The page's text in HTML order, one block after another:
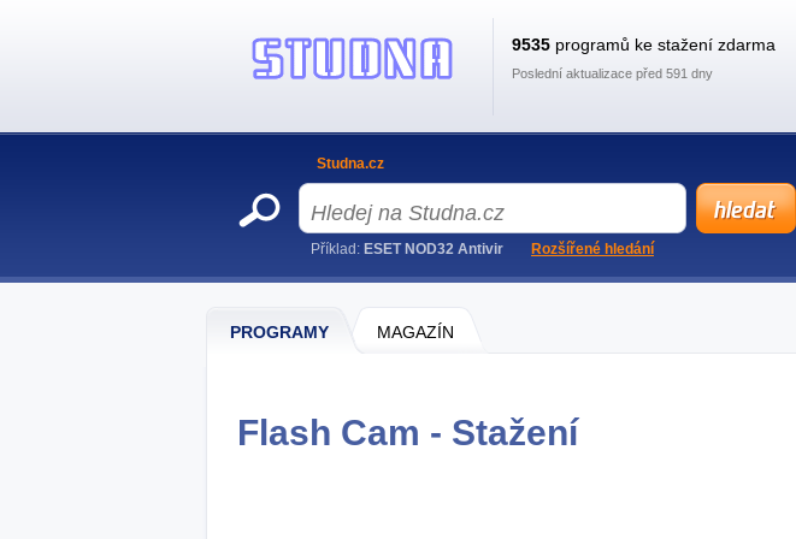
PROGRAMY MAGAZÍN
Flash Cam - Stažení
9535 programů ke stažení zdarma
Poslední aktualizace před 591 dny
Studna.cz
Příklad: ESET NOD32 Antivir Rozšířené hledání